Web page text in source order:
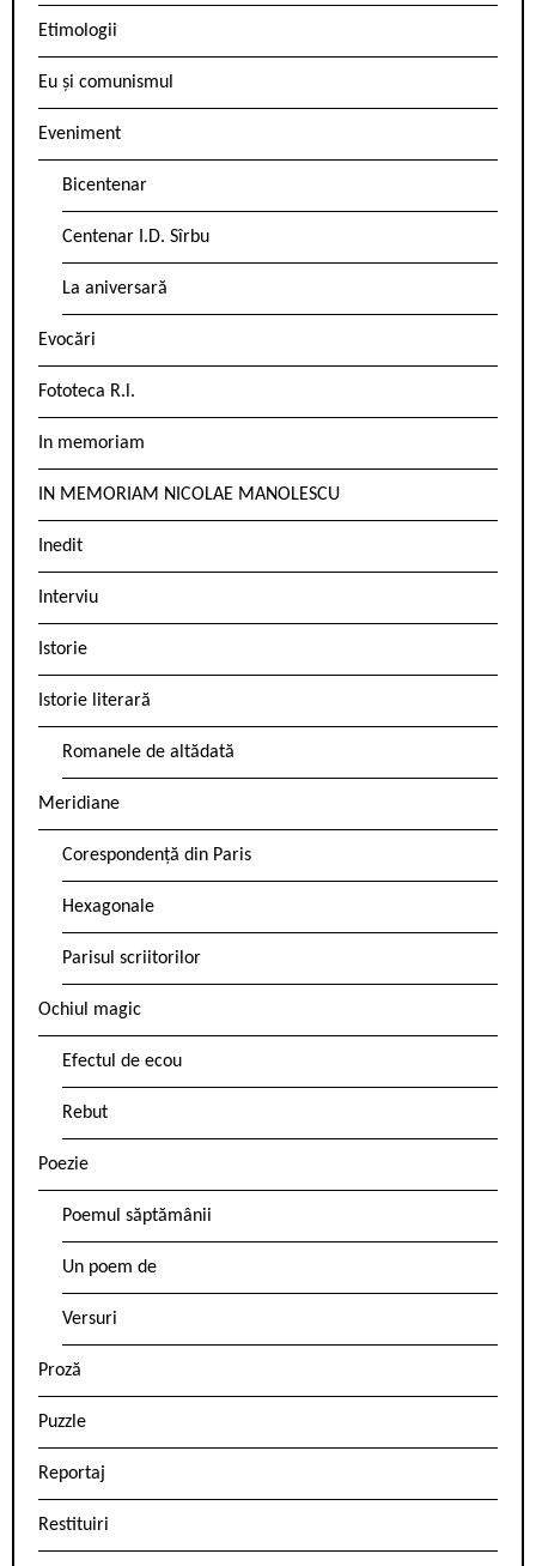
Etimologii
Eu și comunismul
Eveniment
Bicentenar
Centenar I.D. Sîrbu
La aniversară
Evocări
Fototeca R.l.
In memoriam
IN MEMORIAM NICOLAE MANOLESCU
Inedit
Interviu
Istorie
Istorie literară
Romanele de altădată
Meridiane
Corespondență din Paris
Hexagonale
Parisul scriitorilor
Ochiul magic
Efectul de ecou
Rebut
Poezie
Poemul săptămânii
Un poem de
Versuri
Proză
Puzzle
Reportaj
Restituiri